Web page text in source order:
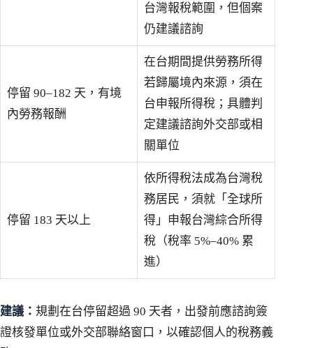
台灣報稅範圍，但個案
仍建議諮詢
停留 90–182 天，有境
內勞務報酬
在台期間提供勞務所得
若歸屬境內來源，須在
台申報所得稅；具體判
定建議諮詢外交部或相
關單位
停留 183 天以上
依所得稅法成為台灣稅
務居民，須就「全球所
得」申報台灣綜合所得
稅（稅率 5%–40% 累
進）
建議： 規劃在台停留超過 90 天者，出發前應諮詢簽
證核發單位或外交部聯絡窗口，以確認個人的稅務義